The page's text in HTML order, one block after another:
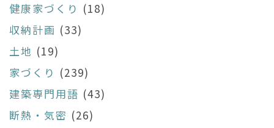
健康家づくり (18)
収納計画 (33)
土地 (19)
家づくり (239)
建築専門用語 (43)
断熱・気密 (26)